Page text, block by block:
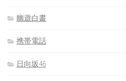
幽遊白書
携帯電話
日向坂46